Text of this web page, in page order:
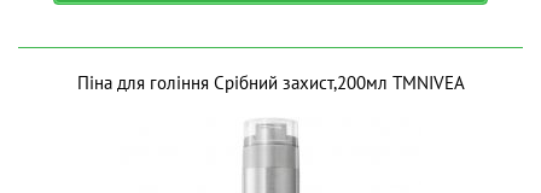
Піна для гоління Срібний захист,200мл ТМNIVEA